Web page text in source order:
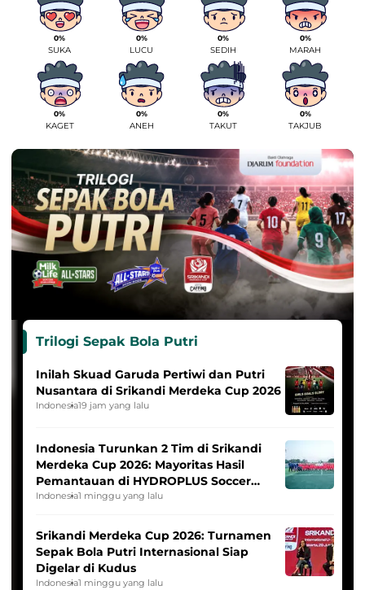
0%
SUKA
0%
LUCU
0%
SEDIH
0%
MARAH
0%
KAGET
0%
ANEH
0%
TAKUT
0%
TAKJUB
Trilogi Sepak Bola Putri
Inilah Skuad Garuda Pertiwi dan Putri
Nusantara di Srikandi Merdeka Cup 2026
Indonesia19 jam yang lalu
Indonesia Turunkan 2 Tim di Srikandi
Merdeka Cup 2026: Mayoritas Hasil
Pemantauan di HYDROPLUS Soccer
League
Indonesia1 minggu yang lalu
Srikandi Merdeka Cup 2026: Turnamen
Sepak Bola Putri Internasional Siap
Digelar di Kudus
Indonesia1 minggu yang lalu